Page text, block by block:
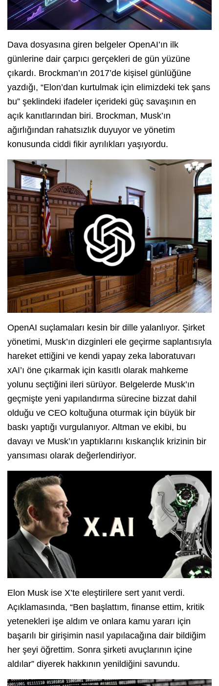
Dava dosyasına giren belgeler OpenAI’ın ilk
günlerine dair çarpıcı gerçekleri de gün yüzüne
çıkardı. Brockman’ın 2017’de kişisel günlüğüne
yazdığı, “Elon’dan kurtulmak için elimizdeki tek şans
bu” şeklindeki ifadeler içerideki güç savaşının en
açık kanıtlarından biri. Brockman, Musk’ın
ağırlığından rahatsızlık duyuyor ve yönetim
konusunda ciddi fikir ayrılıkları yaşıyordu.
OpenAI suçlamaları kesin bir dille yalanlıyor. Şirket
yönetimi, Musk’ın dizginleri ele geçirme saplantısıyla
hareket ettiğini ve kendi yapay zeka laboratuvarı
xAI’ı öne çıkarmak için kasıtlı olarak mahkeme
yolunu seçtiğini ileri sürüyor. Belgelerde Musk’ın
geçmişte yeni yapılandırma sürecine bizzat dahil
olduğu ve CEO koltuğuna oturmak için büyük bir
baskı yaptığı vurgulanıyor. Altman ve ekibi, bu
davayı ve Musk’ın yaptıklarını kıskançlık krizinin bir
yansıması olarak değerlendiriyor.
Elon Musk ise X’te eleştirilere sert yanıt verdi.
Açıklamasında, “Ben başlattım, finanse ettim, kritik
yetenekleri işe aldım ve onlara kamu yararı için
başarılı bir girişimin nasıl yapılacağına dair bildiğim
her şeyi öğrettim. Sonra şirketi avuçlarının içine
aldılar” diyerek hakkının yenildiğini savundu.